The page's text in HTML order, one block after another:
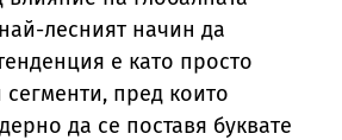
лесният начин да
е като просто
пред които
да се поставя буквате